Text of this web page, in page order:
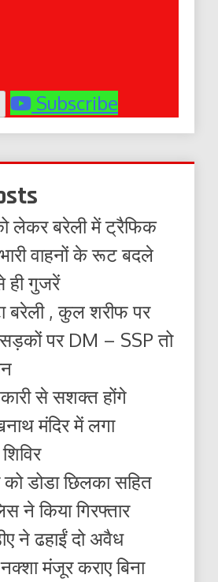
Subscribe
लेकर बरेली में ट्रैफिक
वाहनों के रूट बदले
ही गुजरें
बरेली , कुल शरीफ पर
सड़कों पर DM – SSP तो
से सशक्त होंगे
मंदिर में लगा
डोडा छिलका सहित
ने किया गिरफ्तार
ने ढहाईं दो अवैध
मंजूर कराए बिना